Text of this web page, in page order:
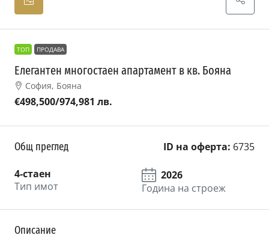
ТОП ПРОДАВА
Елегантен многостаен апартамент в кв. Бояна
София, Бояна
€498,500/974,981 лв.
Общ преглед ID на оферта: 6735
4-стаен
Тип имот
2026
Година на строеж
Описание